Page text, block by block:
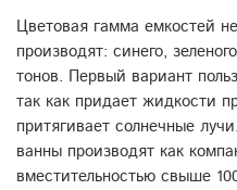
Цветовая гамма емкостей
производят: синего,
тонов. Первый вариант
так как придает жидкости
притягивает солнечные
ванны производят как
вместительностью свыше